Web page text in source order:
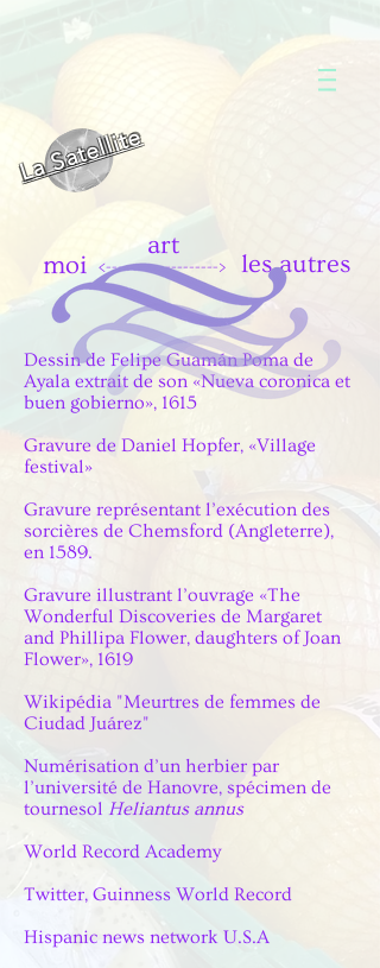
La Satellite
moi les autres
art
<------------------->
Dessin de Felipe Guamán Poma de
Ayala extrait de son «Nueva coronica et
buen gobierno», 1615
Gravure de Daniel Hopfer, «Village
festival»
Gravure représentant l’exécution des
sorcières de Chemsford (Angleterre),
en 1589.
Gravure illustrant l’ouvrage «The
Wonderful Discoveries de Margaret
and Phillipa Flower, daughters of Joan
Flower», 1619
Wikipédia "Meurtres de femmes de
Ciudad Juárez"
Numérisation d’un herbier par
l’université de Hanovre, spécimen de
tournesol Heliantus annus
World Record Academy
Twitter, Guinness World Record
Hispanic news network U.S.A